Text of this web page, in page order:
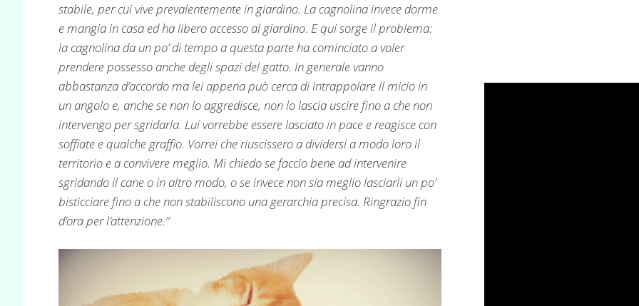
stabile, per cui vive prevalentemente in giardino. La cagnolina invece dorme
e mangia in casa ed ha libero accesso al giardino. E qui sorge il problema:
la cagnolina da un po’ di tempo a questa parte ha cominciato a voler
prendere possesso anche degli spazi del gatto. In generale vanno
abbastanza d’accordo ma lei appena può cerca di intrappolare il micio in
un angolo e, anche se non lo aggredisce, non lo lascia uscire fino a che non
intervengo per sgridarla. Lui vorrebbe essere lasciato in pace e reagisce con
soffiate e qualche graffio. Vorrei che riuscissero a dividersi a modo loro il
territorio e a convivere meglio. Mi chiedo se faccio bene ad intervenire
sgridando il cane o in altro modo, o se invece non sia meglio lasciarli un po’
bisticciare fino a che non stabiliscono una gerarchia precisa. Ringrazio fin
d’ora per l’attenzione.”